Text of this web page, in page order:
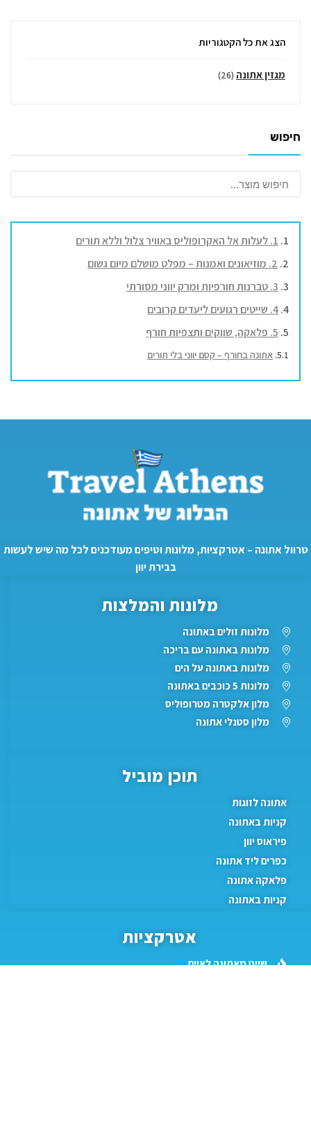
הצג את כל הקטגוריות
מגזין אתונה (26)
חיפוש
1. לעלות אל האקרופוליס באוויר צלול וללא תורים
2. מוזיאונים ואמנות – מפלט מושלם מיום גשום
3. טברנות חורפיות ומרק יווני מסורתי
4. שייטים רגועים ליעדים קרובים
5. פלאקה, שווקים ותצפיות חורף
אתונה בחורף – קסם יווני בלי תורים
אטרקציות
שייט מאתונה לאיים
תוכן מוביל
אתונה לזוגות
קניות באתונה
פיראוס יוון
כפרים ליד אתונה
פלאקה אתונה
קניות באתונה
מלונות והמלצות
מלונות זולים באתונה
מלונות באתונה עם בריכה
מלונות באתונה על הים
מלונות 5 כוכבים באתונה
מלון אלקטרה מטרופוליס
מלון סטנלי אתונה
טרוול אתונה – אטרקציות, מלונות וטיפים מעודכנים לכל מה שיש לעשות
בבירת יוון